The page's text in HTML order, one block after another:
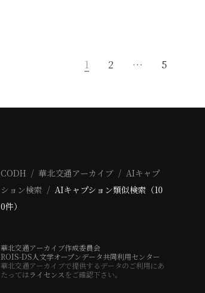
1 2 … 5
CODH 華北交通アーカイブ
AIキャプ
ション検索
AIキャプション類似検索（10
0件）
華北交通アーカイブ作成委員会
ROIS-DS人文学オープンデータ共同利用センター
華北交通アーカイブで提供するデータのご利用にあ
たってはライセンス をご確認下さい。